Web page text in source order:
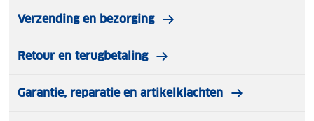
Verzending en bezorging
Retour en terugbetaling
Garantie, reparatie en artikelklachten